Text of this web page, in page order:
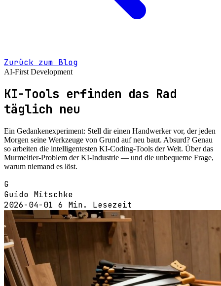
Zurück zum Blog
AI-First Development
KI-Tools erfinden das Rad
täglich neu
Ein Gedankenexperiment: Stell dir einen Handwerker vor, der jeden
Morgen seine Werkzeuge von Grund auf neu baut. Absurd? Genau
so arbeiten die intelligentesten KI-Coding-Tools der Welt. Über das
Murmeltier-Problem der KI-Industrie — und die unbequeme Frage,
warum niemand es löst.
G
Guido Mitschke
2026-04-01 6 Min. Lesezeit